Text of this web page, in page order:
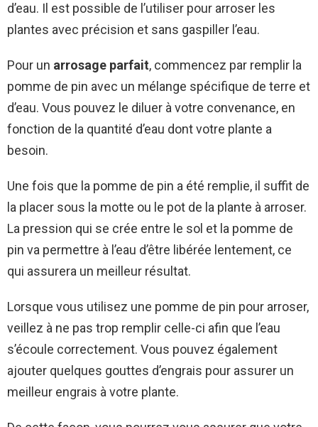
d’eau. Il est possible de l’utiliser pour arroser les
plantes avec précision et sans gaspiller l’eau.
Pour un arrosage parfait, commencez par remplir la
pomme de pin avec un mélange spécifique de terre et
d’eau. Vous pouvez le diluer à votre convenance, en
fonction de la quantité d’eau dont votre plante a
besoin.
Une fois que la pomme de pin a été remplie, il suffit de
la placer sous la motte ou le pot de la plante à arroser.
La pression qui se crée entre le sol et la pomme de
pin va permettre à l’eau d’être libérée lentement, ce
qui assurera un meilleur résultat.
Lorsque vous utilisez une pomme de pin pour arroser,
veillez à ne pas trop remplir celle-ci afin que l’eau
s’écoule correctement. Vous pouvez également
ajouter quelques gouttes d’engrais pour assurer un
meilleur engrais à votre plante.